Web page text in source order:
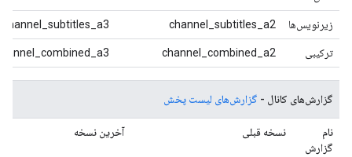
زیرنویس‌ها channel_subtitles_a2
channel_subtitles_a3
ترکیبی channel_combined_a2
گزارش‌های کانال - گزارش‌های لیست پخش
نام
گزارش
نسخه قبلی آخرین نسخه